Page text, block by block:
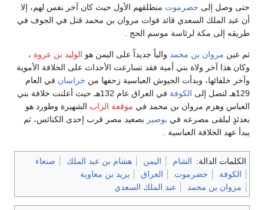
حتى وصل إلى حضرموت منطلقهم الأول حيث كان آخر نفس لهم، إلا
أن عبد الملك السعدي قائد قوات مروان بن محمد قتل في الجوف في
طريقه إلى مكة لرئاسة موسم الحج .
ثم عين مروان بن محمد والياً جديداً على اليمن هو الوليد بن عروة ،
وكان هذا آخر ولاة بني أمية فقد تسارعت الأحداث على الخلافة الأموية
وآخر خلفائها، وبدأت الجيوش العباسية زحفها من خراسان في العام
129هـ لتصل إلى
الكوفة
في العراق عام 132هـ حيث أعلنت خلافة بني
العباس وهزم مروان بن محمد في موقعة الزاب الشهيرة وطورد هو
بعدئذٍ ليلقى مصرعه في بوصير بصعيد مصر قرب إحدى الكنائس، ثم
يبدأ عهد الخلافة العباسية .
الكلمات الدالة: الشام اليمن هشام بن عبد الملك
صنعاء
الكوفة
حضرموت العراق
يزيد بن معاوية
مروان بن محمد
عبد الملك السعدي